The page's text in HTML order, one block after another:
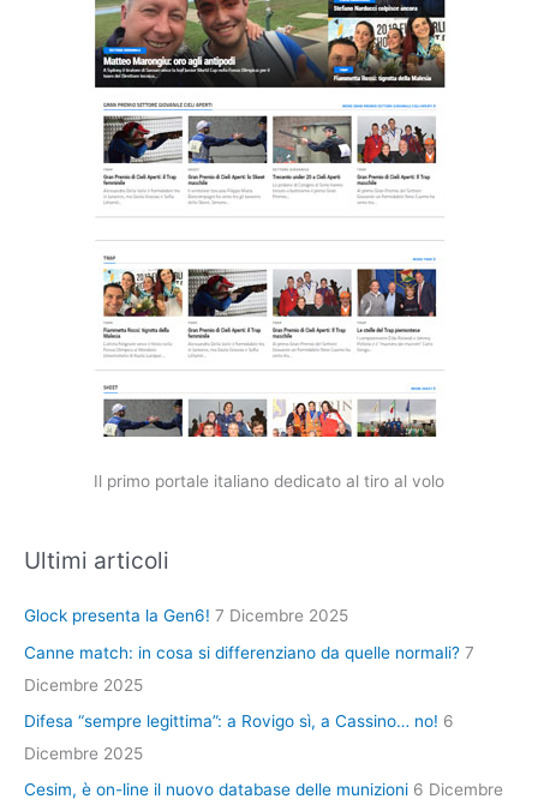
Il primo portale italiano dedicato al tiro al volo
Ultimi articoli
Glock presenta la Gen6! 7 Dicembre 2025
Canne match: in cosa si differenziano da quelle normali? 7
Dicembre 2025
Difesa “sempre legittima”: a Rovigo sì, a Cassino… no! 6
Dicembre 2025
Cesim, è on-line il nuovo database delle munizioni 6 Dicembre